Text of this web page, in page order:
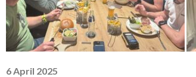
6 April 2025